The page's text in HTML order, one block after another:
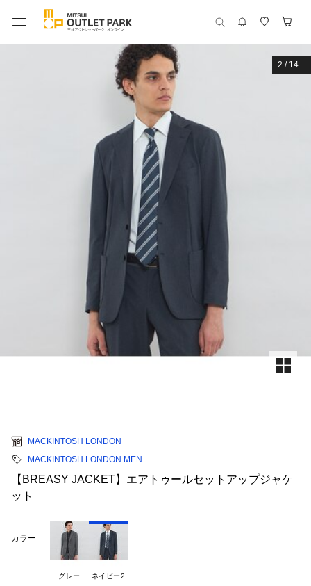
2 / 14
MACKINTOSH LONDON
MACKINTOSH LONDON MEN
【BREASY JACKET】エアトゥールセットアップジャケ
ット
カラー
グレー ネイビー2